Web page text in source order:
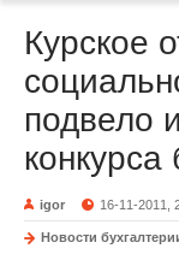
Курское
подвело
конкурса
igor 16-11-2011,
Новости